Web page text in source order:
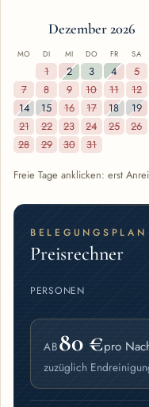
Dezember 2026
MO DI MI DO FR SA
1 2 3 4 5
7
8 9 10 11 12
14
15 16 17 18 19
21
22 23 24 25 26
28
29 30 31
Freie Tage anklicken: erst
BELEGUNGSPLAN
Preisrechner
PERSONEN
AB80 €pro
zuzüglich